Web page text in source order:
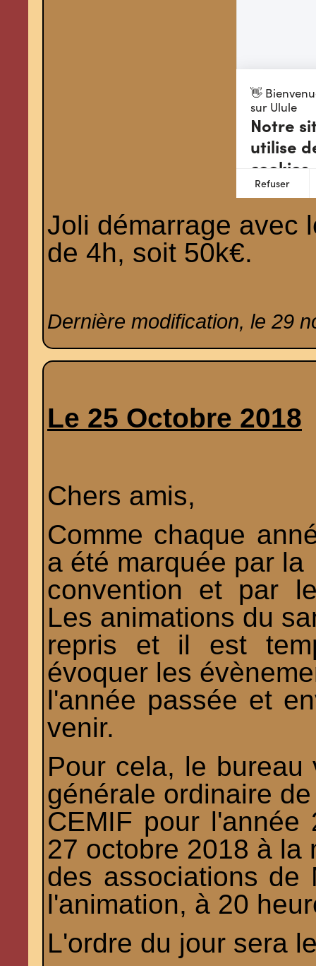
Joli démarrage avec
de 4h, soit 50k€.
Dernière modification, le 29
Le 25 Octobre 2018
Chers amis,
Comme chaque
a été marquée par la
convention et par
Les animations du
repris et il est
évoquer les
l'année passée et
venir.
Pour cela, le
générale ordinaire
CEMIF pour
27 octobre 2018 à la
des associations de
l'animation, à 20
L'ordre du jour sera